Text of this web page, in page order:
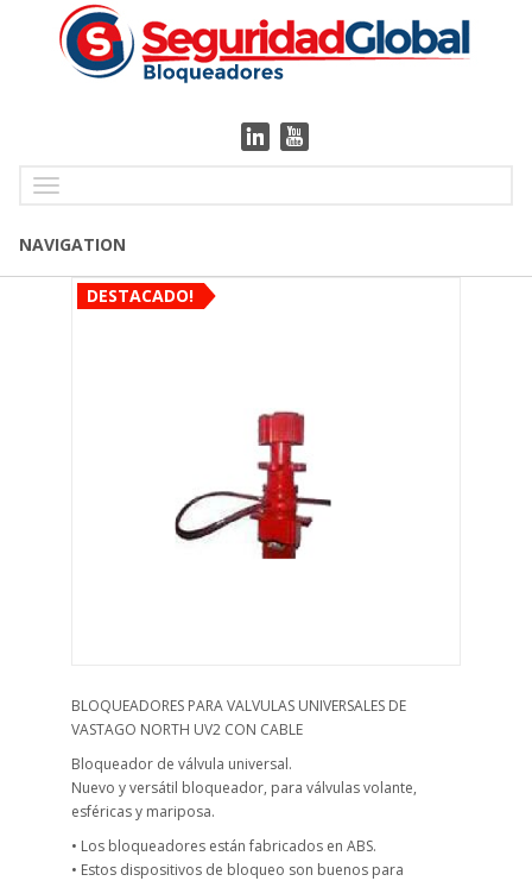
NAVIGATION
DESTACADO!
BLOQUEADORES PARA VALVULAS UNIVERSALES DE
VASTAGO NORTH UV2 CON CABLE
Bloqueador de válvula universal.
Nuevo y versátil bloqueador, para válvulas volante,
esféricas y mariposa.
• Los bloqueadores están fabricados en ABS.
• Estos dispositivos de bloqueo son buenos para